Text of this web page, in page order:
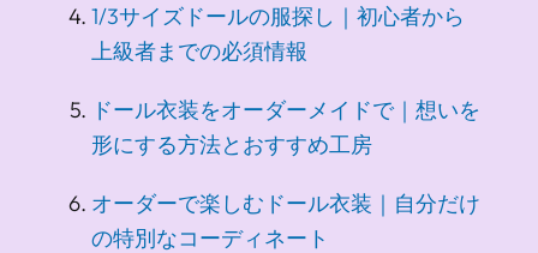
1/3サイズドールの服探し｜初心者から
上級者までの必須情報
ドール衣装をオーダーメイドで｜想いを
形にする方法とおすすめ工房
オーダーで楽しむドール衣装｜自分だけ
の特別なコーディネート